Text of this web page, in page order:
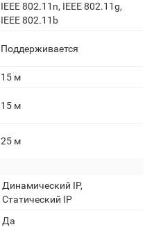
IEEE 802.11n, IEEE 802.11g,
IEEE 802.11b
Поддерживается
15 м
15 м
25 м
Динамический IP,
Статический IP
Да